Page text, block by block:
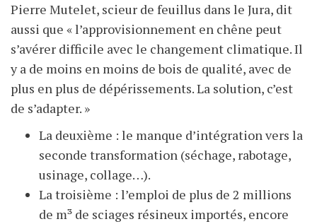
Pierre Mutelet, scieur de feuillus dans le Jura, dit
aussi que « l’approvisionnement en chêne peut
s’avérer difficile avec le changement climatique. Il
y a de moins en moins de bois de qualité, avec de
plus en plus de dépérissements. La solution, c’est
de s’adapter. »
La deuxième : le manque d’intégration vers la
seconde transformation (séchage, rabotage,
usinage, collage…).
La troisième : l’emploi de plus de 2 millions
de m³ de sciages résineux importés, encore